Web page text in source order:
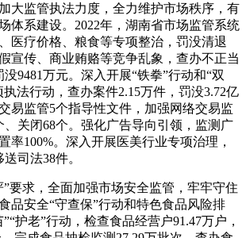
大监管执法力度，全力维护市场秩序，有
体系建设。2022年，湖南省市场监管系统
医疗价格、粮食等专项整治，罚没清退
宣传、商业贿赂等竞争乱象，查办不正当
9481万元。深入开展“铁拳”行动和“双
法行动，查办案件2.15万件，罚没3.72亿
易监管5个指导性文件，加强网络交易监
、关闭68个。强化广告导向引领，监测广
率100%。深入开展医美行业专项治理，
司法38件。
”要求，全面加强市场安全监管，牢牢守住
品安全“守查保”行动和特色食品风险排
护老”行动，检查食品经营户91.47万户，